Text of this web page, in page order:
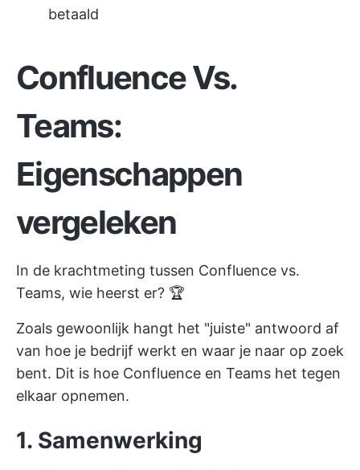
betaald
Confluence Vs.
Teams:
Eigenschappen
vergeleken
In de krachtmeting tussen Confluence vs.
Teams, wie heerst er? 🏆
Zoals gewoonlijk hangt het "juiste" antwoord af
van hoe je bedrijf werkt en waar je naar op zoek
bent. Dit is hoe Confluence en Teams het tegen
elkaar opnemen.
1. Samenwerking